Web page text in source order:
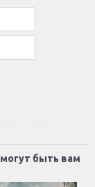
быть вам